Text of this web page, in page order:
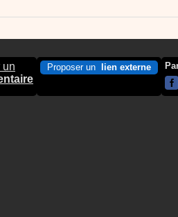
un
Proposer un lien externe